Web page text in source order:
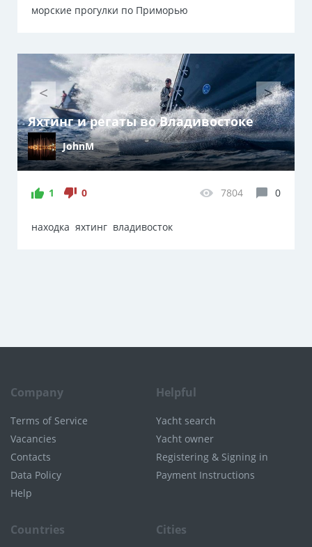
морские прогулки по Приморью
< >
Яхтинг и регаты во Владивостоке
JohnM
1 0
находка яхтинг владивосток
7804 0
Company
Terms of Service
Vacancies
Contacts
Data Policy
Help
Helpful
Yacht search
Yacht owner
Registering & Signing in
Payment Instructions
Countries Cities